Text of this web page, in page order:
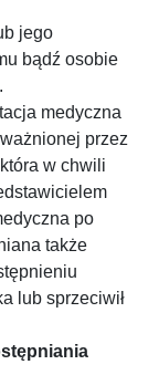
jego
bądź osobie
medyczna
przez
w chwili
po
także
lub sprzeciwił